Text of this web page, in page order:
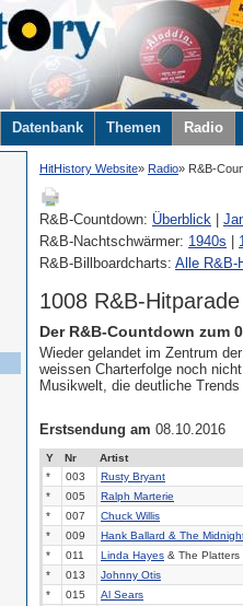
Datenbank Themen Radio
HitHistory Website Radio R&B-
R&B-Countdown: Überblick
R&B-Nachtschwärmer: 1940s
R&B-Billboardcharts: Alle R&B-
1008 R&B-
Der R&B-Countdown zum
Wieder gelandet im Zentrum
weissen Charterfolge noch
Musikwelt, die deutliche
Erstsendung am 08.10.2016
Y Nr Artist
*
003 Rusty Bryant
*
005 Ralph Marterie
*
007 Chuck Willis
*
009 Hank Ballard & The
*
011 Linda Hayes & The Platters
*
013 Johnny Otis
*
015 Al Sears